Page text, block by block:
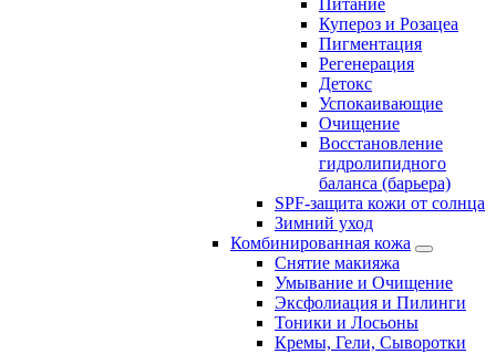
Питание
Купероз и Розацеа
Пигментация
Регенерация
Детокс
Успокаивающие
Очищение
Восстановление
гидролипидного
баланса (барьера)
SPF-защита кожи от солнца
Зимний уход
Комбинированная кожа
Снятие макияжа
Умывание и Очищение
Эксфолиация и Пилинги
Тоники и Лосьоны
Кремы, Гели, Сыворотки